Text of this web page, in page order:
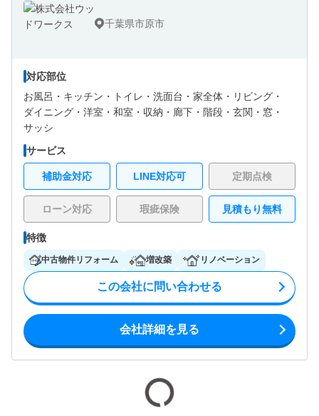
千葉県市原市
対応部位
お風呂・ キッチン・ トイレ・ 洗面台・ 家全体・ リビング・
ダイニング・ 洋室・ 和室・ 収納・ 廊下・ 階段・ 玄関・ 窓・
サッシ
サービス
補助金対応 LINE対応可 定期点検
ローン対応 瑕疵保険 見積もり無料
特徴
中古物件リフォーム 増改築 リノベーション
この会社に問い合わせる
会社詳細を見る